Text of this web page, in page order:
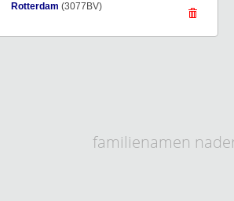
Rotterdam (3077BV)
familienamen